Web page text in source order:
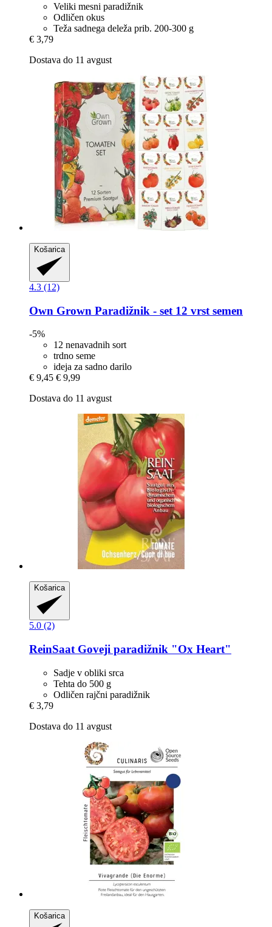
Veliki mesni paradižnik
Odličen okus
Teža sadnega deleža prib. 200-300 g
€ 3,79
Dostava do 11 avgust
Košarica
4.3 (12)
Own Grown Paradižnik -​ set 12 vrst semen
-5%
12 nenavadnih sort
trdno seme
ideja za sadno darilo
€ 9,45 € 9,99
Dostava do 11 avgust
Košarica
5.0 (2)
ReinSaat Goveji paradižnik "Ox Heart"
Sadje v obliki srca
Tehta do 500 g
Odličen rajčni paradižnik
€ 3,79
Dostava do 11 avgust
Košarica